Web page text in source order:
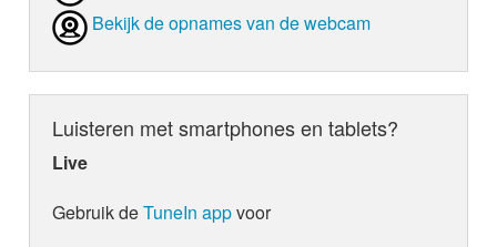
Bekijk de opnames van de webcam
Luisteren met smartphones en tablets?
Live
Gebruik deTuneIn appvoor